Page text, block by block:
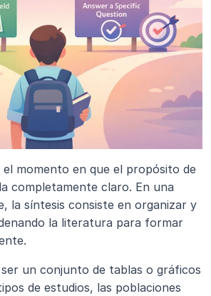
el momento en que el propósito de
completamente claro. En una
la síntesis consiste en organizar y
la literatura para formar
un conjunto de tablas o gráficos
de estudios, las poblaciones